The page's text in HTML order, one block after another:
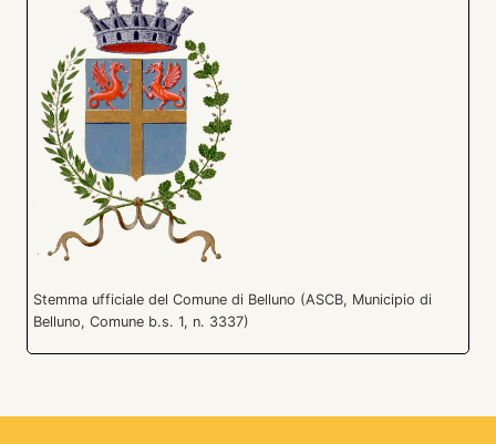
Stemma ufficiale del Comune di Belluno (ASCB, Municipio di
Belluno, Comune b.s. 1, n. 3337)